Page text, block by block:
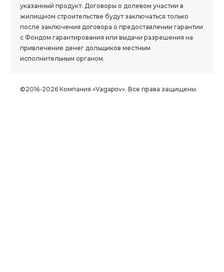
указанный продукт. Договоры о долевом участии в
жилищном строительстве будут заключаться только
после заключения договора о предоставлении гарантии
с Фондом гарантирования или выдачи разрешения на
привлечение денег дольщиков местным
исполнительным органом.
©2016-2026 Компания «Vagapov». Все права защищены.